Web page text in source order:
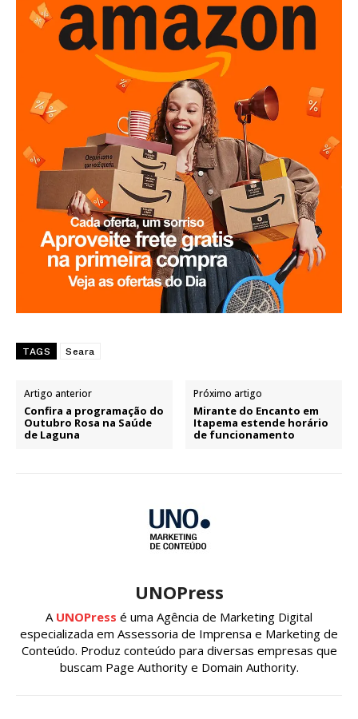
TAGS Seara
Artigo anterior
Confira a programação do
Outubro Rosa na Saúde
de Laguna
Próximo artigo
Mirante do Encanto em
Itapema estende horário
de funcionamento
UNOPress
A UNOPress é uma Agência de Marketing Digital
especializada em Assessoria de Imprensa e Marketing de
Conteúdo. Produz conteúdo para diversas empresas que
buscam Page Authority e Domain Authority.